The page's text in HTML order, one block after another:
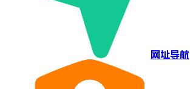
网址导航